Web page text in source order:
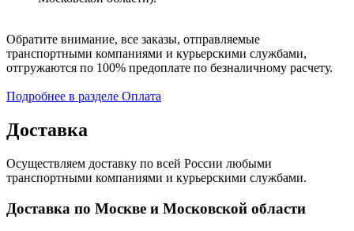
Обратите внимание, все заказы, отправляемые
транспортными компаниями и курьерскими службами,
отгружаются по 100% предоплате по безналичному расчету.
Подробнее в разделе Оплата
Доставка
Осуществляем доставку по всей России любыми
транспортными компаниями и курьерскими службами.
Доставка по Москве и Московской области